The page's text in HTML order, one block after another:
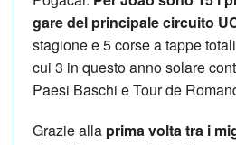
gare del principale circuito
stagione e 5 corse a tappe
cui 3 in questo anno solare
Paesi Baschi e Tour de
Grazie alla prima volta tra i